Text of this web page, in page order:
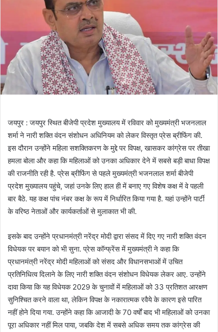
जयपुर : जयपुर स्थित बीजेपी प्रदेश मुख्यालय में रविवार को मुख्यमंत्री भजनलाल
शर्मा ने नारी शक्ति वंदन संशोधन अधिनियम को लेकर विस्तृत प्रेस ब्रीफिंग की.
इस दौरान उन्होंने महिला सशक्तिकरण के मुद्दे पर विपक्ष, खासकर कांग्रेस पर तीखा
हमला बोला और कहा कि महिलाओं को उनका अधिकार देने में सबसे बड़ी बाधा विपक्ष
की राजनीति रही है. प्रेस ब्रीफिंग से पहले मुख्यमंत्री भजनलाल शर्मा बीजेपी
प्रदेश मुख्यालय पहुंचे, जहां उनके लिए हाल ही में बनाए गए विशेष कक्ष में वे पहली
बार बैठे. यह कक्ष पांच नंबर कक्ष के रूप में निर्धारित किया गया है. यहां उन्होंने पार्टी
के वरिष्ठ नेताओं और कार्यकर्ताओं से मुलाकात भी की.
इसके बाद उन्होंने प्रधानमंत्री नरेंद्र मोदी द्वारा संसद में दिए गए नारी शक्ति वंदन
विधेयक पर बयान को भी सुना. प्रेस कॉन्फ्रेंस में मुख्यमंत्री ने कहा कि
प्रधानमंत्री नरेंद्र मोदी महिलाओं को संसद और विधानसभाओं में उचित
प्रतिनिधित्व दिलाने के लिए नारी शक्ति वंदन संशोधन विधेयक लेकर आए. उन्होंने
दावा किया कि यह विधेयक 2029 के चुनावों में महिलाओं को 33 प्रतिशत आरक्षण
सुनिश्चित करने वाला था, लेकिन विपक्ष के नकारात्मक रवैये के कारण इसे पारित
नहीं होने दिया गया. उन्होंने कहा कि आजादी के 70 वर्षों बाद भी महिलाओं को उनका
पूरा अधिकार नहीं मिल पाया, जबकि देश में सबसे अधिक समय तक कांग्रेस की